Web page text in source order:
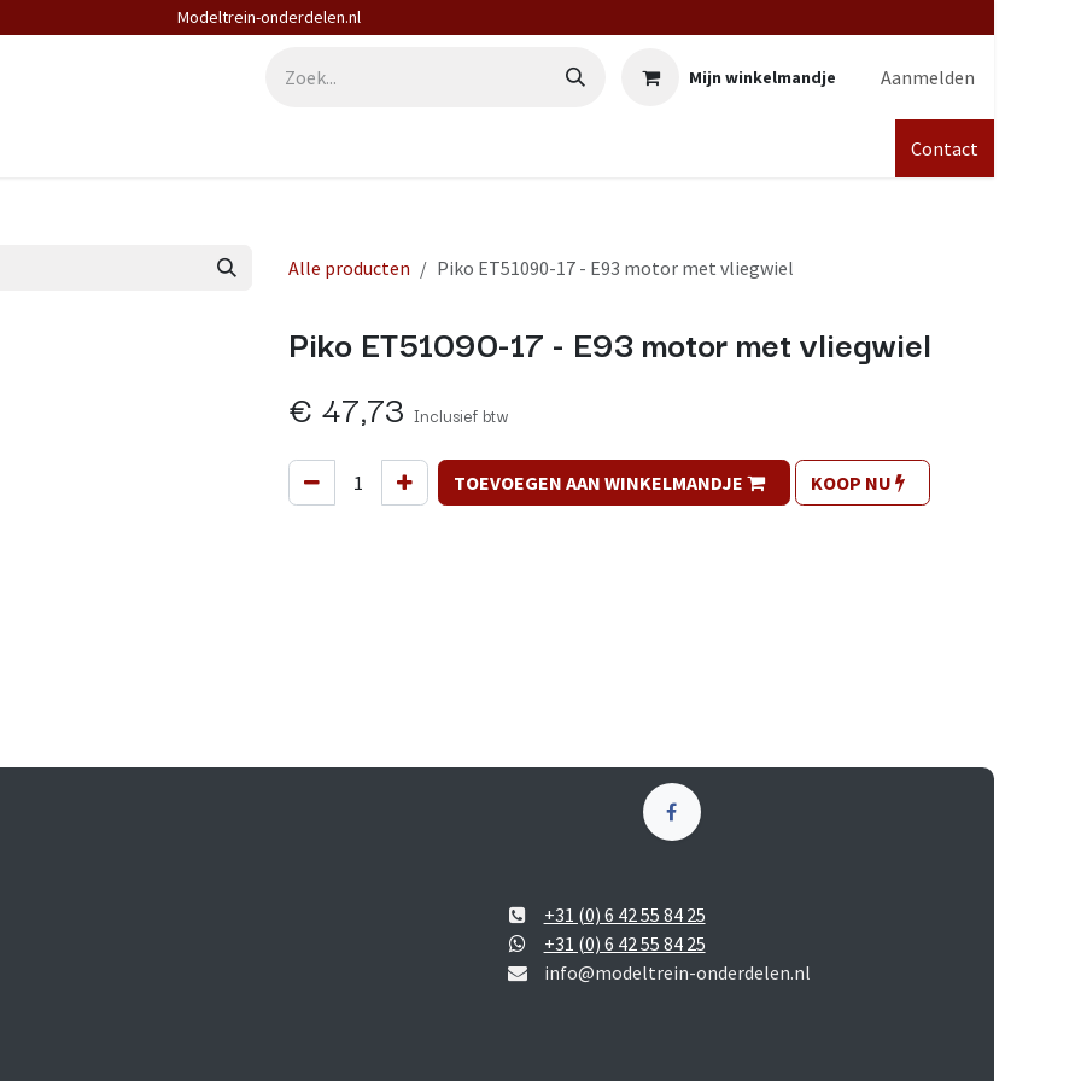
Modeltrein-onderdelen.nl
Mijn winkelmandje Aanmelden
Contact
Alle producten Piko ET51090-17 - E93 motor met vliegwiel
Piko ET51090-17 - E93 motor met vliegwiel
€ 47,73 Inclusief btw
TOEVOEGEN AAN WINKELMANDJE KOOP NU
+31 (0) 6 42 55 84 25
+31 (0) 6 42 55 84 25
info@modeltrein-onderdelen.nl